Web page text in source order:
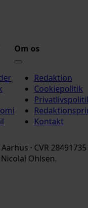
Om os
Redaktion
Cookiepolitik
Kontakt
· CVR 28491735
Ohlsen.